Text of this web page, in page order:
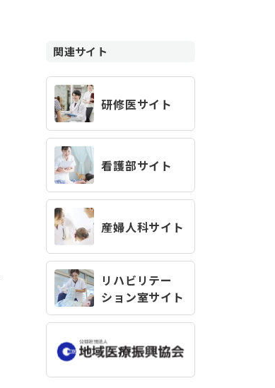
関連サイト
研修医サイト
看護部サイト
産婦人科サイト
リハビリテー
ション室サイト